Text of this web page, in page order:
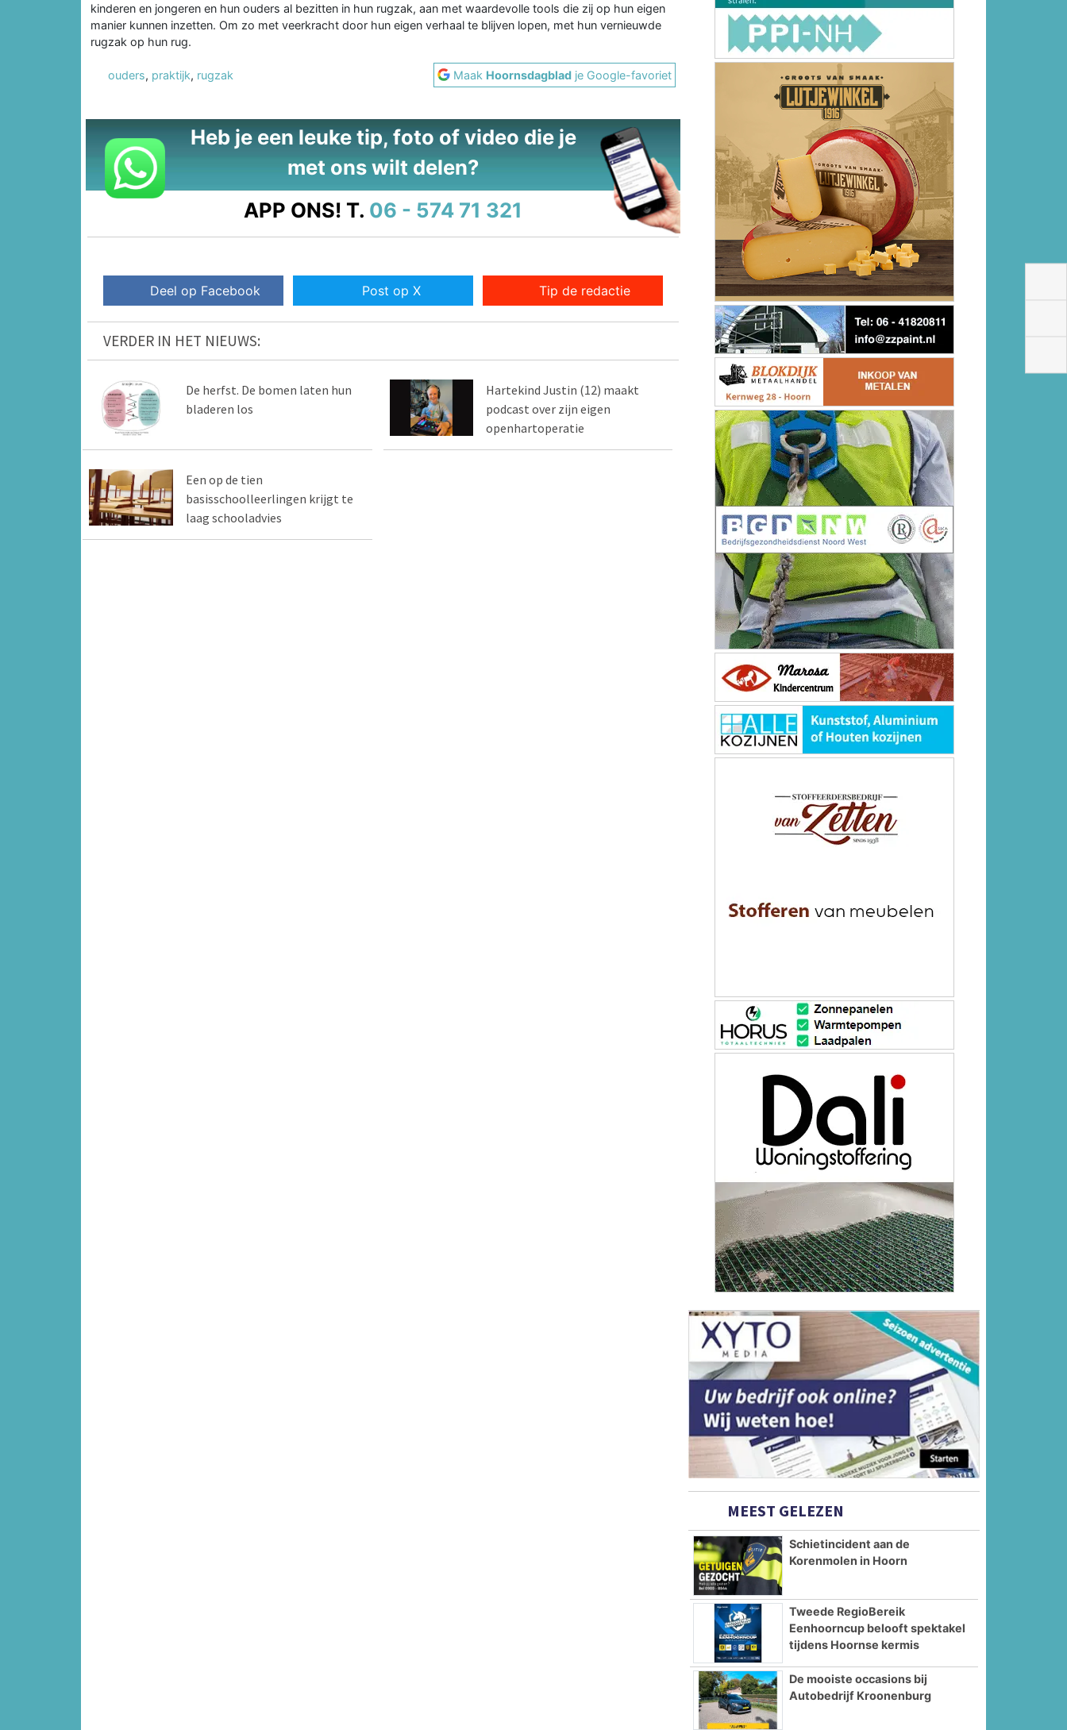
kinderen en jongeren en hun ouders al bezitten in hun rugzak, aan met waardevolle tools die zij op hun eigen
manier kunnen inzetten. Om zo met veerkracht door hun eigen verhaal te blijven lopen, met hun vernieuwde
rugzak op hun rug.
ouders, praktijk, rugzak Maak Hoornsdagblad je Google-favoriet
Heb je een leuke tip, foto of video die je
met ons wilt delen?
APP ONS! T. 06 - 574 71 321
Deel op Facebook Post op X Tip de redactie
VERDER IN HET NIEUWS:
De herfst. De bomen laten hun
bladeren los
Hartekind Justin (12) maakt
podcast over zijn eigen
openhartoperatie
Een op de tien
basisschoolleerlingen krijgt te
laag schooladvies
MEEST GELEZEN
Schietincident aan de
Korenmolen in Hoorn
Tweede RegioBereik
Eenhoorncup belooft spektakel
tijdens Hoornse kermis
De mooiste occasions bij
Autobedrijf Kroonenburg